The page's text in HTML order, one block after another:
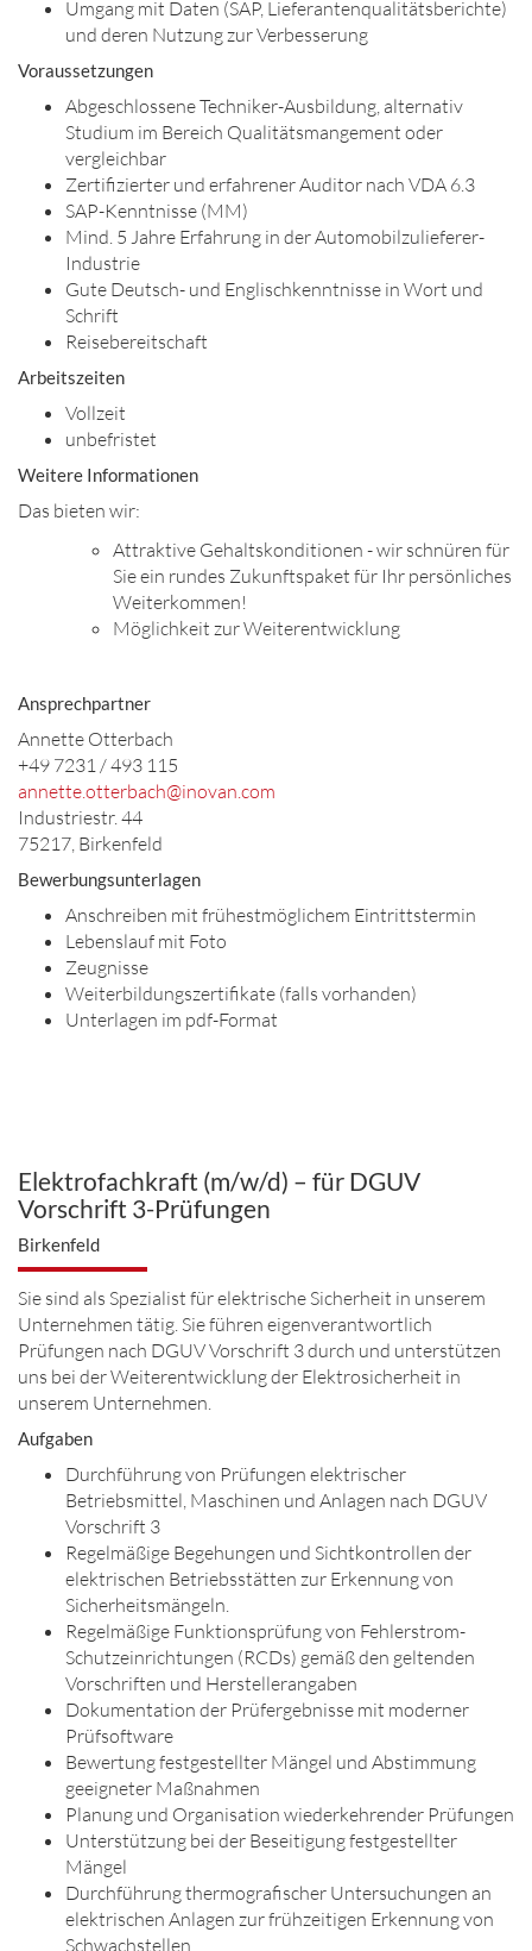
Umgang mit Daten (SAP, Lieferantenqualitätsberichte)
und deren Nutzung zur Verbesserung
Voraussetzungen
Abgeschlossene Techniker-Ausbildung, alternativ
Studium im Bereich Qualitätsmangement oder
vergleichbar
Zertifizierter und erfahrener Auditor nach VDA 6.3
SAP-Kenntnisse (MM)
Mind. 5 Jahre Erfahrung in der Automobilzulieferer-
Industrie
Gute Deutsch- und Englischkenntnisse in Wort und
Schrift
Reisebereitschaft
Arbeitszeiten
Vollzeit
unbefristet
Weitere Informationen
Das bieten wir:
Attraktive Gehaltskonditionen - wir schnüren für
Sie ein rundes Zukunftspaket für Ihr persönliches
Weiterkommen!
Möglichkeit zur Weiterentwicklung
Ansprechpartner
Annette Otterbach
+49 7231 / 493 115
annette.otterbach@inovan.com
Industriestr. 44
75217, Birkenfeld
Bewerbungsunterlagen
Anschreiben mit frühestmöglichem Eintrittstermin
Lebenslauf mit Foto
Zeugnisse
Weiterbildungszertifikate (falls vorhanden)
Unterlagen im pdf-Format
Elektrofachkraft (m/w/d) – für DGUV
Vorschrift 3-Prüfungen
Birkenfeld
Sie sind als Spezialist für elektrische Sicherheit in unserem
Unternehmen tätig. Sie führen eigenverantwortlich
Prüfungen nach DGUV Vorschrift 3 durch und unterstützen
uns bei der Weiterentwicklung der Elektrosicherheit in
unserem Unternehmen.
Aufgaben
Durchführung von Prüfungen elektrischer
Betriebsmittel, Maschinen und Anlagen nach DGUV
Vorschrift 3
Regelmäßige Begehungen und Sichtkontrollen der
elektrischen Betriebsstätten zur Erkennung von
Sicherheitsmängeln.
Regelmäßige Funktionsprüfung von Fehlerstrom-
Schutzeinrichtungen (RCDs) gemäß den geltenden
Vorschriften und Herstellerangaben
Dokumentation der Prüfergebnisse mit moderner
Prüfsoftware
Bewertung festgestellter Mängel und Abstimmung
geeigneter Maßnahmen
Planung und Organisation wiederkehrender Prüfungen
Unterstützung bei der Beseitigung festgestellter
Mängel
Durchführung thermografischer Untersuchungen an
elektrischen Anlagen zur frühzeitigen Erkennung von
Schwachstellen